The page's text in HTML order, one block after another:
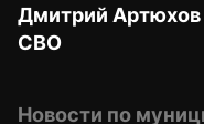
Дмитрий Артюхов
СВО
Новости по